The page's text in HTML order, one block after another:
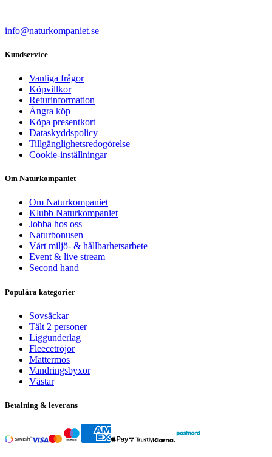
info@naturkompaniet.se
Kundservice
Vanliga frågor
Köpvillkor
Returinformation
Ångra köp
Köpa presentkort
Dataskyddspolicy
Tillgänglighetsredogörelse
Cookie-inställningar
Om Naturkompaniet
Om Naturkompaniet
Klubb Naturkompaniet
Jobba hos oss
Naturbonusen
Vårt miljö- & hållbarhetsarbete
Event & live stream
Second hand
Populära kategorier
Sovsäckar
Tält 2 personer
Liggunderlag
Fleecetröjor
Mattermos
Vandringsbyxor
Västar
Betalning & leverans